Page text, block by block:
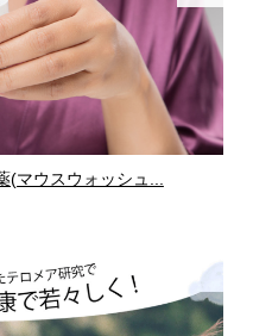
(マウスウォッシュ...